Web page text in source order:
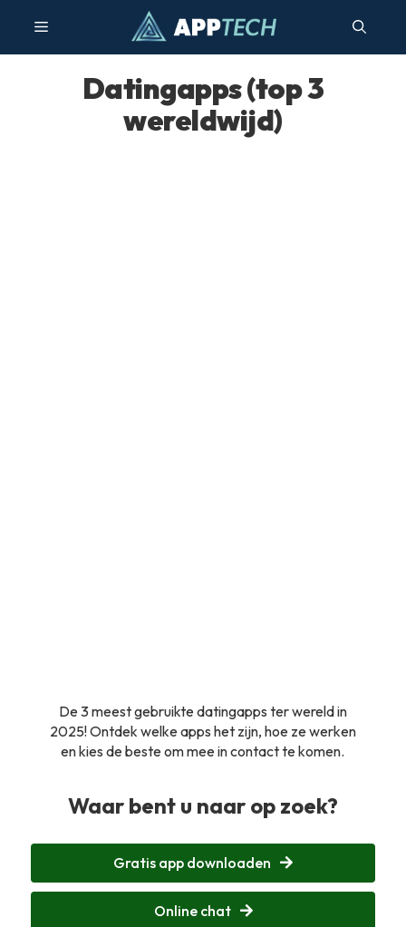
de
Menu
Datingapps (top 3
wereldwijd)
De 3 meest gebruikte datingapps ter wereld in
2025! Ontdek welke apps het zijn, hoe ze werken
en kies de beste om mee in contact te komen.
Waar bent u naar op zoek?
Gratis app downloaden
Online chat